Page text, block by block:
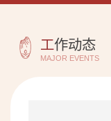
工作动态
MAJOR EVENTS